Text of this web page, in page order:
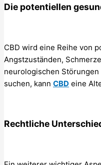
Die potentiellen
CBD wird eine Reihe von
Angstzuständen,
neurologischen
suchen, kann CBD eine
Rechtliche